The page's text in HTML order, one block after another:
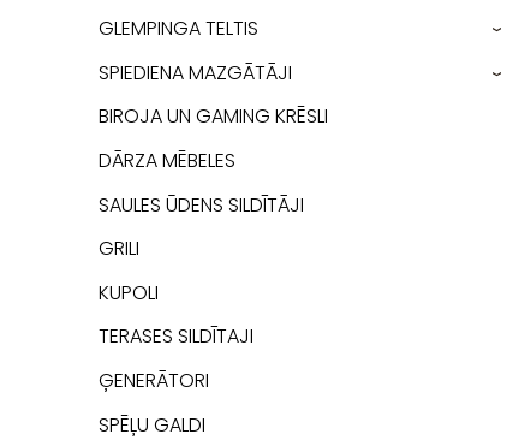
GLEMPINGA TELTIS ›
SPIEDIENA MAZGĀTĀJI ›
BIROJA UN GAMING KRĒSLI
DĀRZA MĒBELES
SAULES ŪDENS SILDĪTĀJI
GRILI
KUPOLI
TERASES SILDĪTAJI
ĢENERĀTORI
SPĒĻU GALDI